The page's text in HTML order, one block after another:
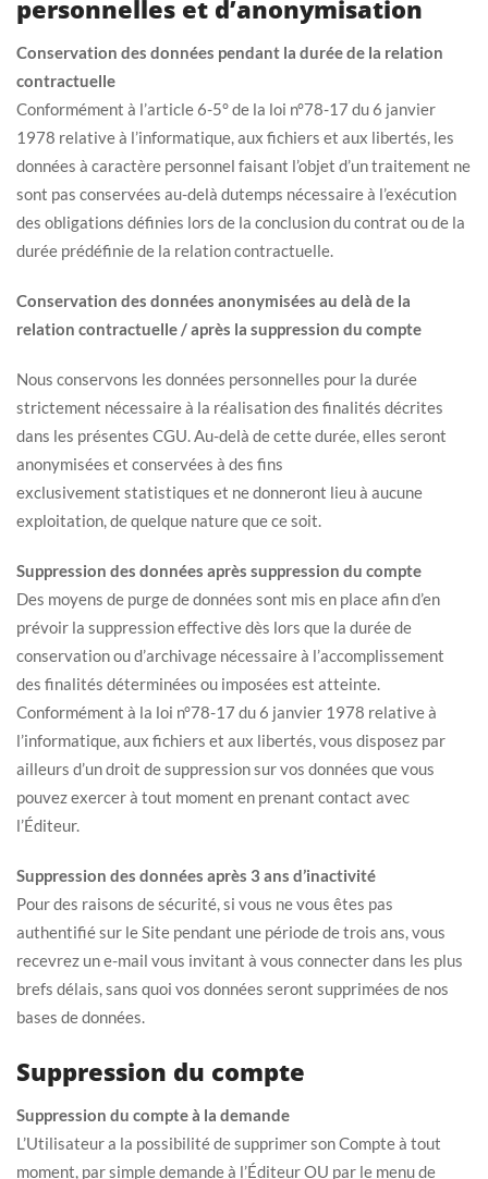
personnelles et d’anonymisation
Conservation des données pendant la durée de la relation
contractuelle
Conformément à l’article 6-5° de la loi n°78-17 du 6 janvier
1978 relative à l’informatique, aux fichiers et aux libertés, les
données à caractère personnel faisant l’objet d’un traitement ne
sont pas conservées au-delà dutemps nécessaire à l’exécution
des obligations définies lors de la conclusion du contrat ou de la
durée prédéfinie de la relation contractuelle.
Conservation des données anonymisées au delà de la
relation contractuelle / après la suppression du compte
Nous conservons les données personnelles pour la durée
strictement nécessaire à la réalisation des finalités décrites
dans les présentes CGU. Au-delà de cette durée, elles seront
anonymisées et conservées à des fins
exclusivement statistiques et ne donneront lieu à aucune
exploitation, de quelque nature que ce soit.
Suppression des données après suppression du compte
Des moyens de purge de données sont mis en place afin d’en
prévoir la suppression effective dès lors que la durée de
conservation ou d’archivage nécessaire à l’accomplissement
des finalités déterminées ou imposées est atteinte.
Conformément à la loi n°78-17 du 6 janvier 1978 relative à
l’informatique, aux fichiers et aux libertés, vous disposez par
ailleurs d’un droit de suppression sur vos données que vous
pouvez exercer à tout moment en prenant contact avec
l’Éditeur.
Suppression des données après 3 ans d’inactivité
Pour des raisons de sécurité, si vous ne vous êtes pas
authentifié sur le Site pendant une période de trois ans, vous
recevrez un e-mail vous invitant à vous connecter dans les plus
brefs délais, sans quoi vos données seront supprimées de nos
bases de données.
Suppression du compte
Suppression du compte à la demande
L’Utilisateur a la possibilité de supprimer son Compte à tout
moment, par simple demande à l’Éditeur OU par le menu de